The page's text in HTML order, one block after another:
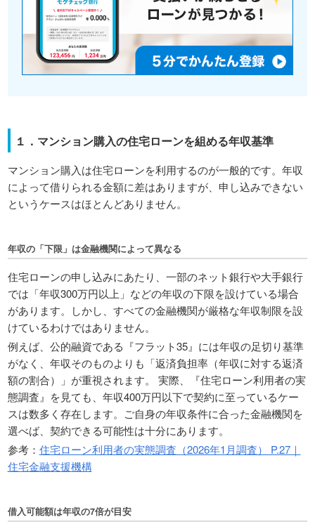
１．マンション購入の住宅ローンを組める年収基準
マンション購入は住宅ローンを利用するのが一般的です。年収
によって借りられる金額に差はありますが、申し込みできない
というケースはほとんどありません。
年収の「下限」は金融機関によって異なる
住宅ローンの申し込みにあたり、一部のネット銀行や大手銀行
では「年収300万円以上」などの年収の下限を設けている場合
があります。しかし、すべての金融機関が厳格な年収制限を設
けているわけではありません。
例えば、公的融資である『フラット35』には年収の足切り基準
がなく、年収そのものよりも「返済負担率（年収に対する返済
額の割合）」が重視されます。 実際、『住宅ローン利用者の実
態調査』を見ても、年収400万円以下で契約に至っているケー
スは数多く存在します。ご自身の年収条件に合った金融機関を
選べば、契約できる可能性は十分にあります。
参考： 住宅ローン利用者の実態調査（2026年1月調査） P.27｜
住宅金融支援機構
借入可能額は年収の7倍が目安